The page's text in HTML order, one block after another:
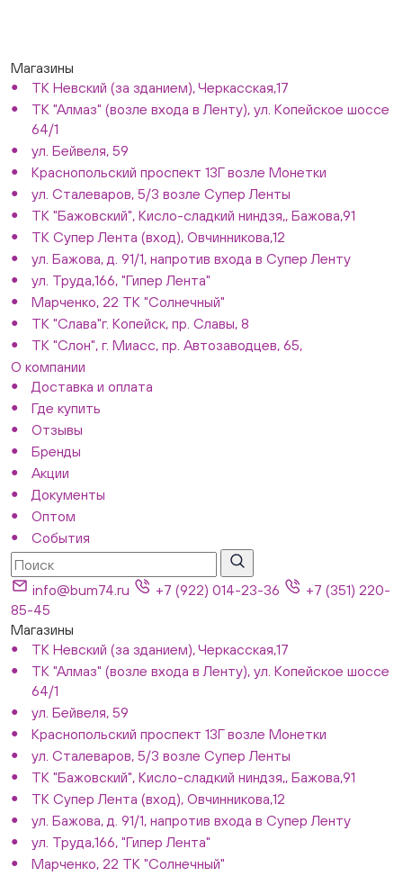
Магазины
ТК Невский (за зданием), Черкасская,17
ТК "Алмаз" (возле входа в Ленту), ул. Копейское шоссе
64/1
ул. Бейвеля, 59
Краснопольский проспект 13Г возле Монетки
ул. Сталеваров, 5/3 возле Супер Ленты
ТК "Бажовский", Кисло-сладкий ниндзя,, Бажова,91
ТК Супер Лента (вход), Овчинникова,12
ул. Бажова, д. 91/1, напротив входа в Супер Ленту
ул. Труда,166, "Гипер Лента"
Марченко, 22 ТК "Солнечный"
ТК "Слава"г. Копейск, пр. Славы, 8
ТК "Слон", г. Миасс, пр. Автозаводцев, 65,
О компании
Доставка и оплата
Где купить
Отзывы
Бренды
Акции
Документы
Оптом
События
info@bum74.ru +7 (922) 014-23-36
+7 (351) 220-
85-45
Магазины
ТК Невский (за зданием), Черкасская,17
ТК "Алмаз" (возле входа в Ленту), ул. Копейское шоссе
64/1
ул. Бейвеля, 59
Краснопольский проспект 13Г возле Монетки
ул. Сталеваров, 5/3 возле Супер Ленты
ТК "Бажовский", Кисло-сладкий ниндзя,, Бажова,91
ТК Супер Лента (вход), Овчинникова,12
ул. Бажова, д. 91/1, напротив входа в Супер Ленту
ул. Труда,166, "Гипер Лента"
Марченко, 22 ТК "Солнечный"